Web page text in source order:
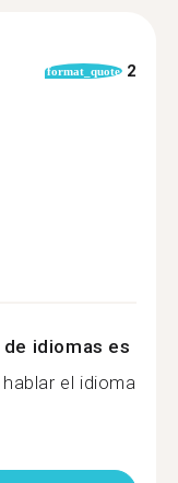
format_quote 2
idiomas es
el idioma